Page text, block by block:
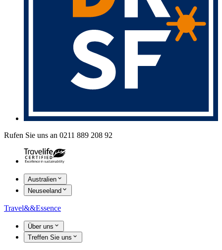
Rufen Sie uns an 0211 889 208 92
Australien
Neuseeland
Travel&&Essence
Über uns
Treffen Sie uns